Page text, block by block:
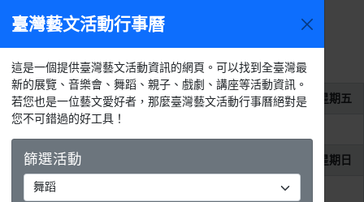
活動
選單
2026年8
月
月 週 天 活動列表
2026年8月14日 星期五
2026年8月23日 星期日
下午3:00 - 下午8:00 SA Kids 兒童街舞成果展
臺灣藝文活動行事曆
這是一個提供臺灣藝文活動資訊的網頁。可以找到全臺灣最
新的展覽、音樂會、舞蹈、親子、戲劇、講座等活動資訊。
若您也是一位藝文愛好者，那麼臺灣藝文活動行事曆絕對是
您不可錯過的好工具！
篩選活動